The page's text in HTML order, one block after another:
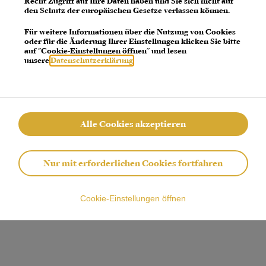
den Schutz der europäischen Gesetze verlassen können.
Für weitere Informationen über die Nutzung von Cookies
oder für die Änderung Ihrer Einstellungen klicken Sie bitte
auf "Cookie-Einstellungen öffnen" und lesen
unsereDatenschutzerklärung.
Alle Cookies akzeptieren
Nur mit erforderlichen Cookies fortfahren
Cookie-Einstellungen öffnen
a client-side exception has occurred (see the browser console for more